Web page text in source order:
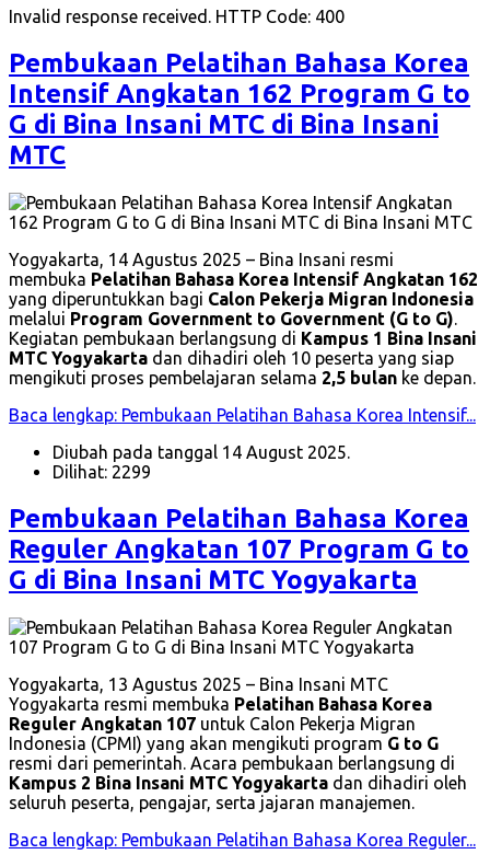
Invalid response received. HTTP Code: 400
Pembukaan Pelatihan Bahasa Korea
Intensif Angkatan 162 Program G to
G di Bina Insani MTC di Bina Insani
MTC
Yogyakarta, 14 Agustus 2025 – Bina Insani resmi
membuka Pelatihan Bahasa Korea Intensif Angkatan 162
yang diperuntukkan bagi Calon Pekerja Migran Indonesia
melalui Program Government to Government (G to G).
Kegiatan pembukaan berlangsung di Kampus 1 Bina Insani
MTC Yogyakarta dan dihadiri oleh 10 peserta yang siap
mengikuti proses pembelajaran selama 2,5 bulan ke depan.
Baca lengkap: Pembukaan Pelatihan Bahasa Korea Intensif...
Diubah pada tanggal 14 August 2025.
Dilihat: 2299
Pembukaan Pelatihan Bahasa Korea
Reguler Angkatan 107 Program G to
G di Bina Insani MTC Yogyakarta
Yogyakarta, 13 Agustus 2025 – Bina Insani MTC
Yogyakarta resmi membuka Pelatihan Bahasa Korea
Reguler Angkatan 107 untuk Calon Pekerja Migran
Indonesia (CPMI) yang akan mengikuti program G to G
resmi dari pemerintah. Acara pembukaan berlangsung di
Kampus 2 Bina Insani MTC Yogyakarta dan dihadiri oleh
seluruh peserta, pengajar, serta jajaran manajemen.
Baca lengkap: Pembukaan Pelatihan Bahasa Korea Reguler...